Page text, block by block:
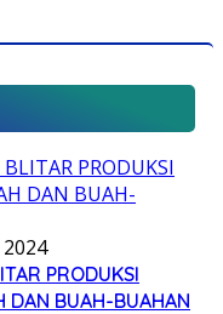
PRODUKSI
DAN BUAH-BUAHAN